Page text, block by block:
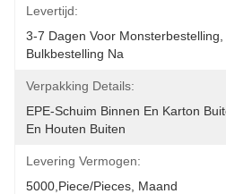
Levertijd:
3-7 Dagen Voor
Bulkbestelling Na
Verpakking Details:
EPE-Schuim Binnen En Karton
En Houten Buiten
Levering Vermogen:
5000,Piece/Pieces, Maand